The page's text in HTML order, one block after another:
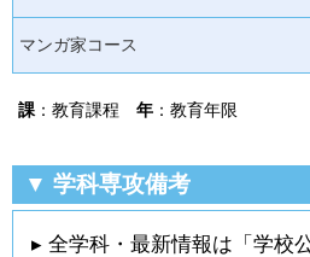
マンガ家コース
課 ：教育課程 年 ：教育年限
▼ 学科専攻備考
▸ 全学科・最新情報は「学校